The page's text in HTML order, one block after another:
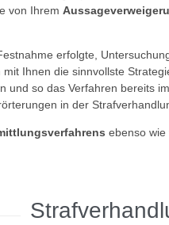
von Ihrem
erfolgte,
Ihnen die sinnvollste
und so das Verfahren bereits
in der
ebenso wie